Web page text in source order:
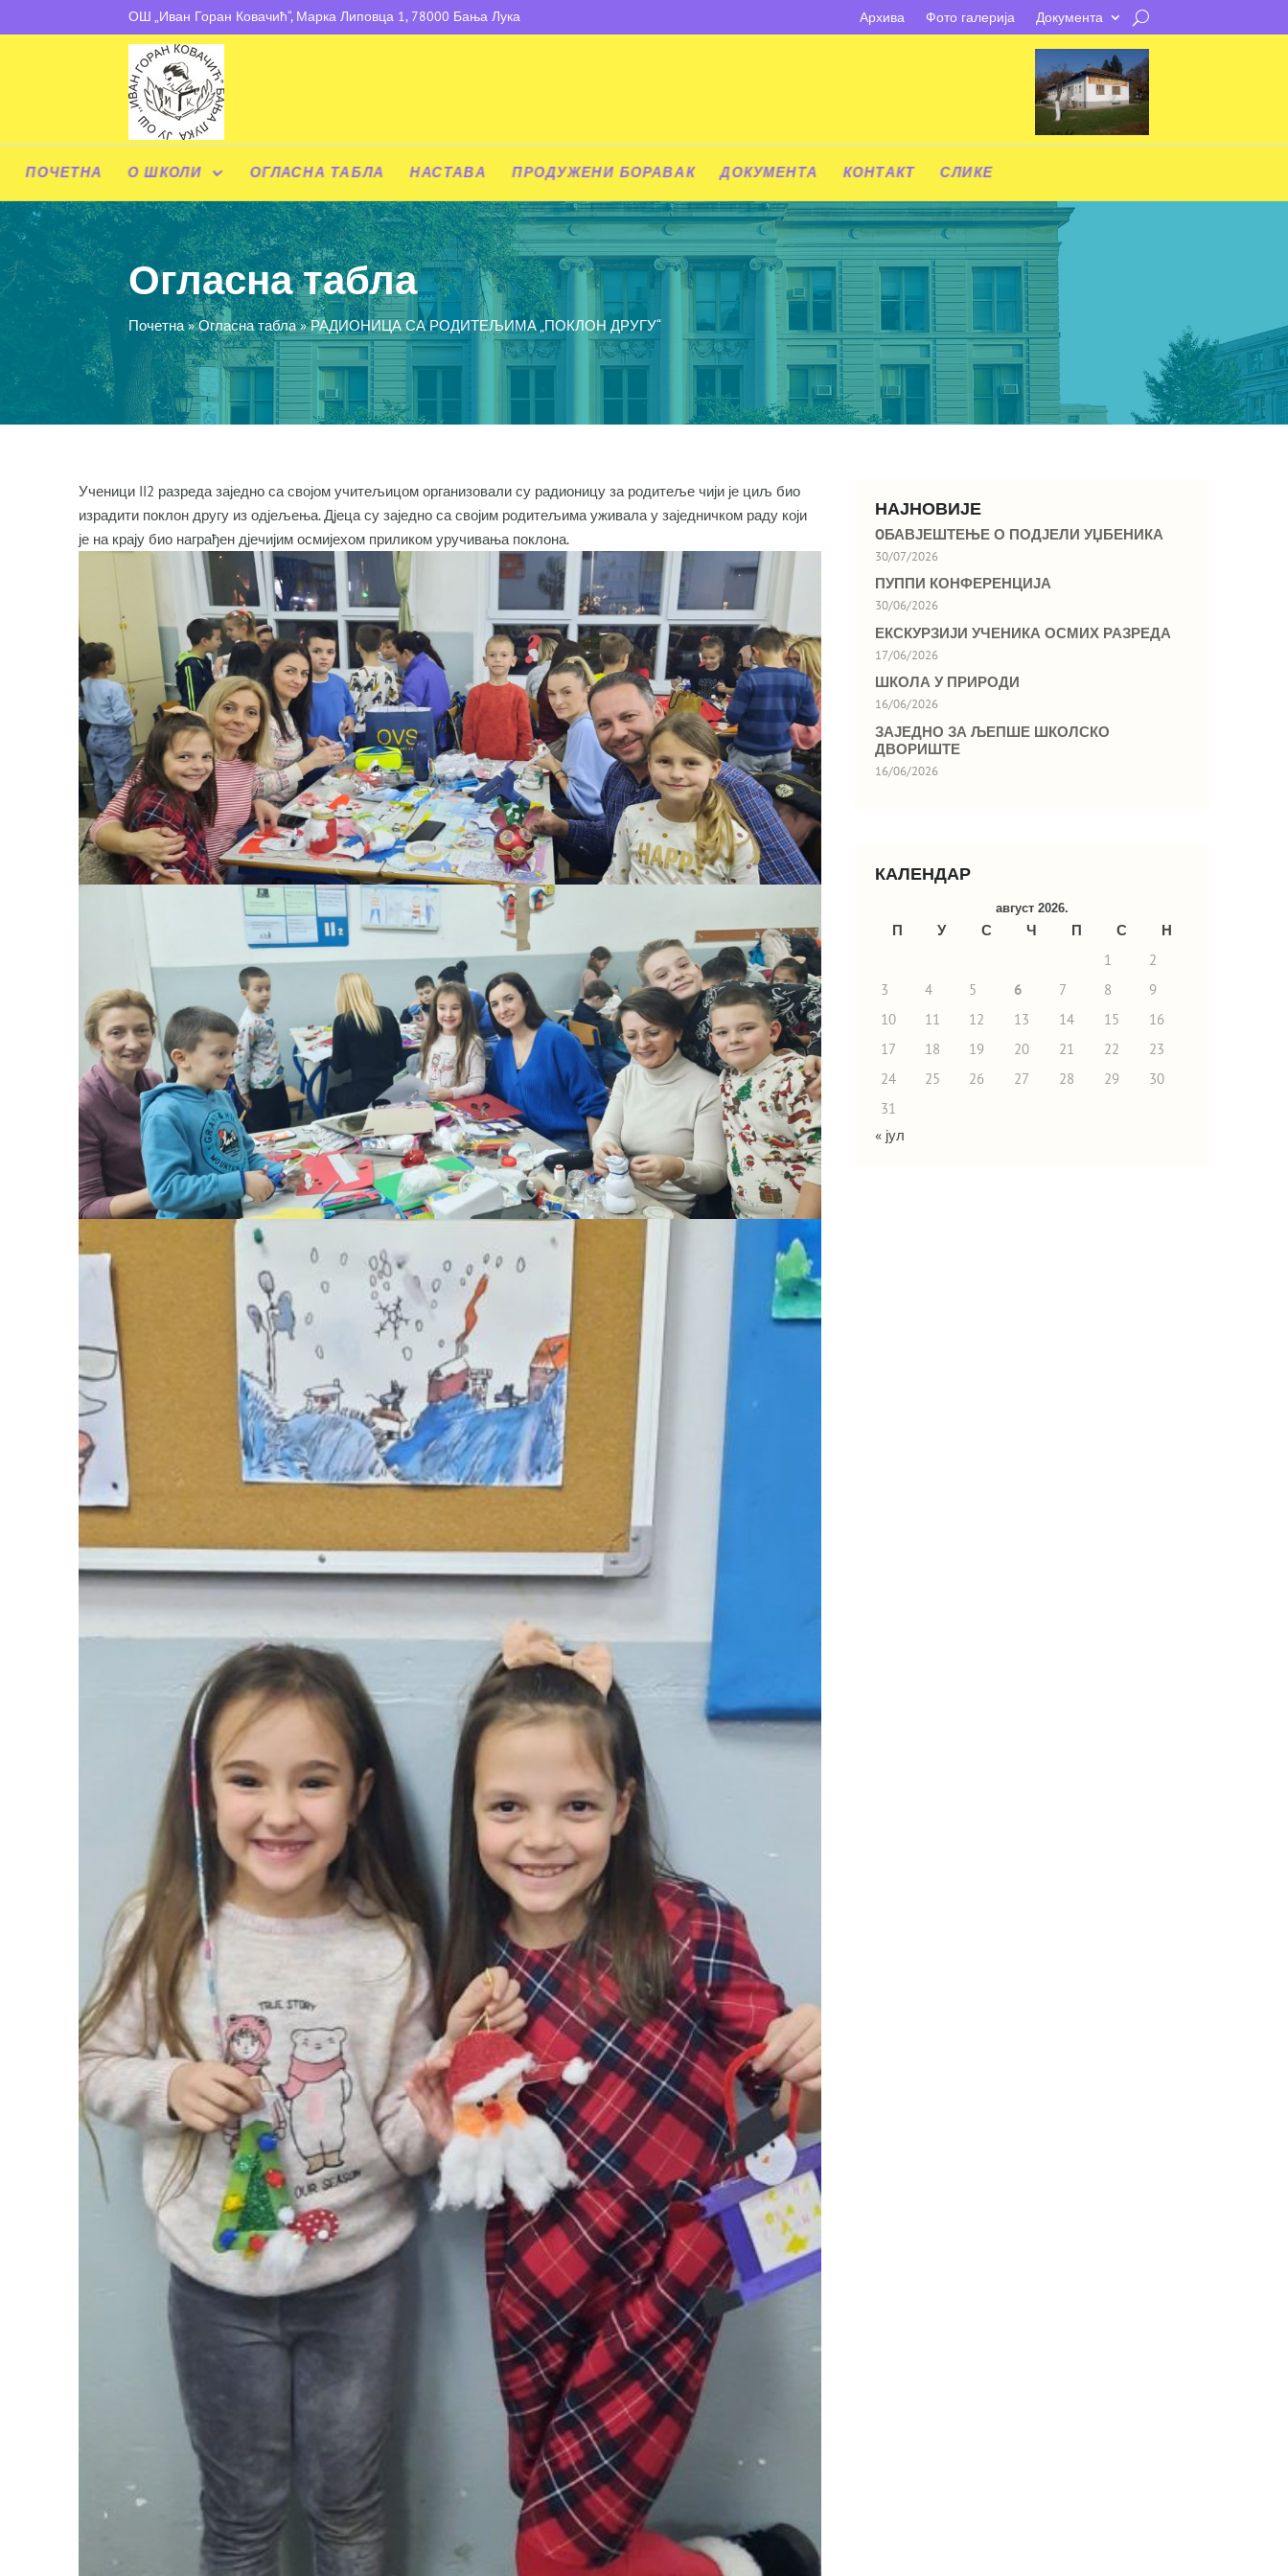
ОШ „Иван Горан Ковачић“, Марка Липовца 1, 78000 Бања Лука Архива Фото галерија Документа
ПОЧЕТНА О ШКОЛИ ОГЛАСНА ТАБЛА НАСТАВА ПРОДУЖЕНИ БОРАВАК ДОКУМЕНТА КОНТАКТ СЛИКЕ
Огласна табла
Почетна»Огласна табла»РАДИОНИЦА СА РОДИТЕЉИМА „ПОКЛОН ДРУГУ“
Ученици II2 разреда заједно са својом учитељицом организовали су радионицу за родитеље чији је циљ био
израдити поклон другу из одјељења. Дјеца су заједно са својим родитељима уживала у заједничком раду који
је на крају био награђен дјечијим осмијехом приликом уручивања поклона.
НАЈНОВИЈЕ
OБАВЈЕШТЕЊЕ О ПОДЈЕЛИ УЏБЕНИКА
30/07/2026
ПУППИ КОНФЕРЕНЦИЈА
30/06/2026
ЕКСКУРЗИЈИ УЧЕНИКА ОСМИХ РАЗРЕДА
17/06/2026
ШКОЛА У ПРИРОДИ
16/06/2026
ЗАЈЕДНО ЗА ЉЕПШЕ ШКОЛСКО
ДВОРИШТЕ
16/06/2026
КАЛЕНДАР
август 2026.
П У С Ч П С
Н
1
2
3
4 5 6 7 8
9
10
11 12 13 14 15
16
17
18 19 20 21 22
23
24
25 26 27 28 29
30
31
« јул